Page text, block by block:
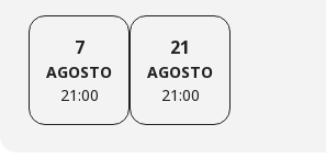
7
AGOSTO
21:00
21
AGOSTO
21:00